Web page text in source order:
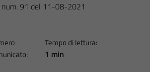
91 del 11-08-2021
Tempo di lettura:
1 min